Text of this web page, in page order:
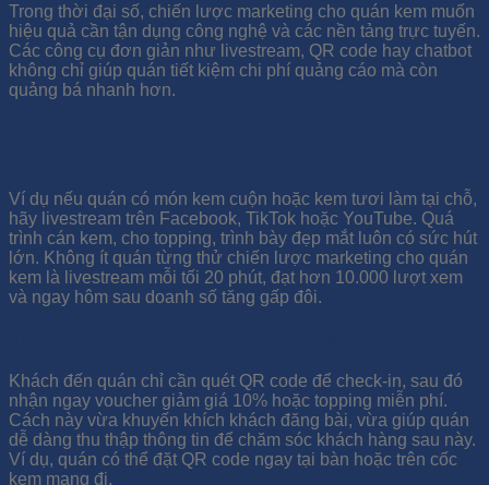
Trong thời đại số, chiến lược marketing cho quán kem muốn
hiệu quả cần tận dụng công nghệ và các nền tảng trực tuyến.
Các công cụ đơn giản như livestream, QR code hay chatbot
không chỉ giúp quán tiết kiệm chi phí quảng cáo mà còn
quảng bá nhanh hơn.
Ví dụ nếu quán có món kem cuộn hoặc kem tươi làm tại chỗ,
hãy livestream trên Facebook, TikTok hoặc YouTube. Quá
trình cán kem, cho topping, trình bày đẹp mắt luôn có sức hút
lớn. Không ít quán từng thử chiến lược marketing cho quán
kem là livestream mỗi tối 20 phút, đạt hơn 10.000 lượt xem
và ngay hôm sau doanh số tăng gấp đôi.
Khách đến quán chỉ cần quét QR code để check-in, sau đó
nhận ngay voucher giảm giá 10% hoặc topping miễn phí.
Cách này vừa khuyến khích khách đăng bài, vừa giúp quán
dễ dàng thu thập thông tin để chăm sóc khách hàng sau này.
Ví dụ, quán có thể đặt QR code ngay tại bàn hoặc trên cốc
kem mang đi.